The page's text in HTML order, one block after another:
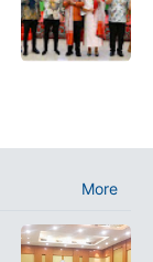
More